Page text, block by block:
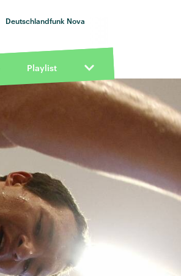
Deutschlandfunk Nova
Playlist